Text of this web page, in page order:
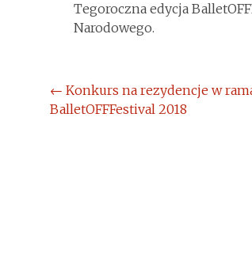
Tegoroczna edycja
Narodowego.
Post
navigation
← Konkurs na rezydencje w
BalletOFFFestival 2018